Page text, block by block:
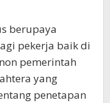
berupaya
pekerja baik di
pemerintah
yang
penetapan